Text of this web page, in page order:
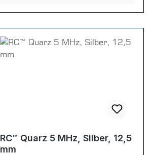
RC™ Quarz 5 MHz, Silber, 12,5
mm